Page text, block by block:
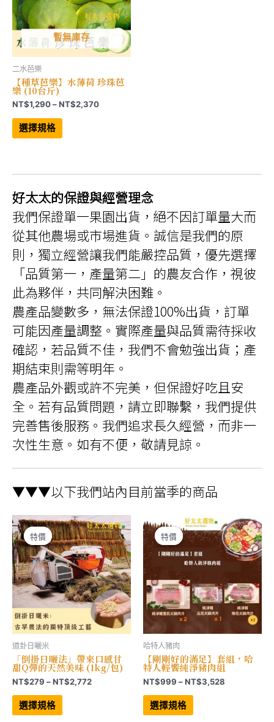
暫無庫存
二水芭樂
【種草芭樂】水薄荷 珍珠芭
樂 (10台斤)
NT$1,290–NT$2,370價
選擇規格
此
品
式。
在
產
品
頁
面
選
選
項
好太太的保證與經營理念
我們保證單一果園出貨，絕不因訂單量大而
從其他農場或市場進貨。誠信是我們的原
則，獨立經營讓我們能嚴控品質，優先選擇
「品質第一，產量第二」的農友合作，視彼
此為夥伴，共同解決困難。
農產品變數多，無法保證100%出貨，訂單
可能因產量調整。實際產量與品質需待採收
確認，若品質不佳，我們不會勉強出貨；產
期結束則需等明年。
農產品外觀或許不完美，但保證好吃且安
全。若有品質問題，請立即聯繫，我們提供
完善售後服務。我們追求長久經營，而非一
次性生意。如有不便，敬請見諒。
▼▼▼以下我們站內目前當季的商品
特價
特價
道卦日曬米
「倒掛日曬法」帶來口感甘
甜Q彈的天然美味 (1kg/包)
NT$279 –NT$2,772價
選擇規格
此
品
特價
特價
哈特人豬肉
【剛剛好的滿足】套組，哈
特人輕饗純淨豬肉組
NT$999 –NT$3,528
選擇規格
此
品